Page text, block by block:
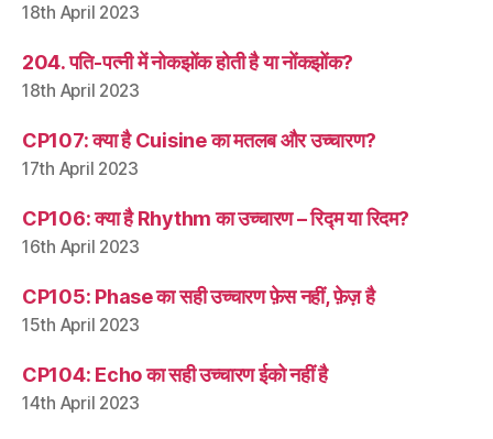
18th April 2023
204. पति-पत्नी में नोकझोंक होती है या नोंकझोंक?
18th April 2023
CP107: क्या है Cuisine का मतलब और उच्चारण?
17th April 2023
CP106: क्या है Rhythm का उच्चारण – रिद्म या रिदम?
16th April 2023
CP105: Phase का सही उच्चारण फ़ेस नहीं, फ़ेज़ है
15th April 2023
CP104: Echo का सही उच्चारण ईको नहीं है
14th April 2023